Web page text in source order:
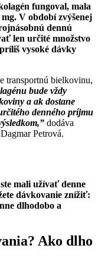
fungoval, mala
V období zvýšenej
dennú
len určité množstvo
vysoké dávky
transportnú bielkovinu,
bude vždy
a ak dostane
denného príjmu
dodáva
Petrová.
mali užívať denne
dávkovanie znížiť:
dlhodobo a
Ako dlho